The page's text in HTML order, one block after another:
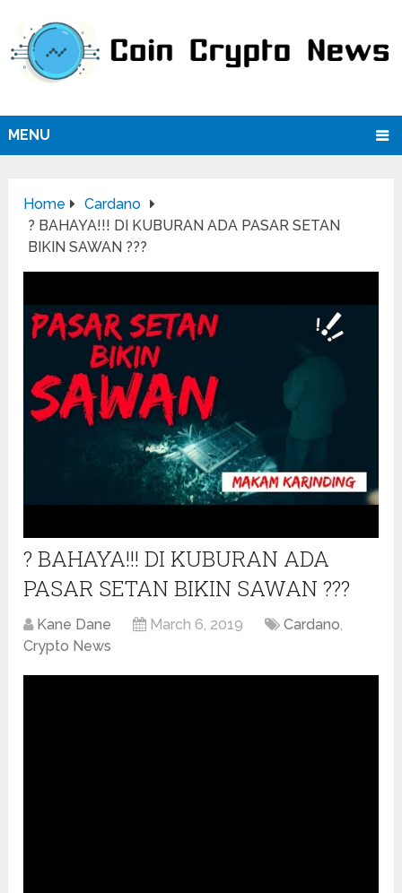
MENU
Home
Cardano
? BAHAYA!!! DI KUBURAN ADA PASAR SETAN
BIKIN SAWAN ???
? BAHAYA!!! DI KUBURAN ADA
PASAR SETAN BIKIN SAWAN ???
Kane Dane March 6, 2019 Cardano,
Crypto News